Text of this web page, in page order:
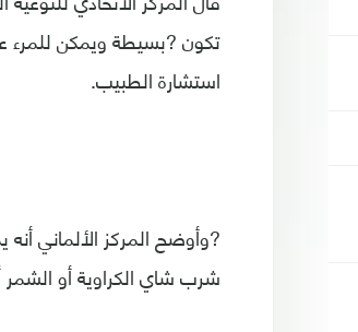
تكون ?بسيطة ويمكن للمرء
استشارة الطبيب.
?وأوضح المركز الألماني
شرب شاي الكراوية أو الشمر